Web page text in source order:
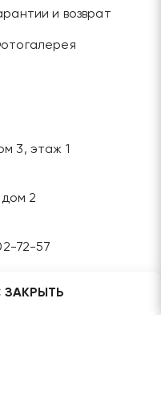
ЗАКРЫТЬ
и возврат
3, этаж 1
дом 2
72-57